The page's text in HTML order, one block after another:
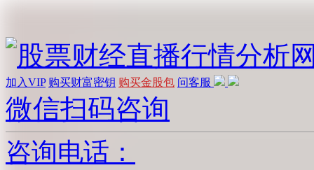
加入VIP 购买财富密钥 购买金股包 问客服
微信扫码咨询
咨询电话：